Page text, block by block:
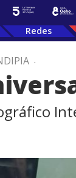
Redes
.